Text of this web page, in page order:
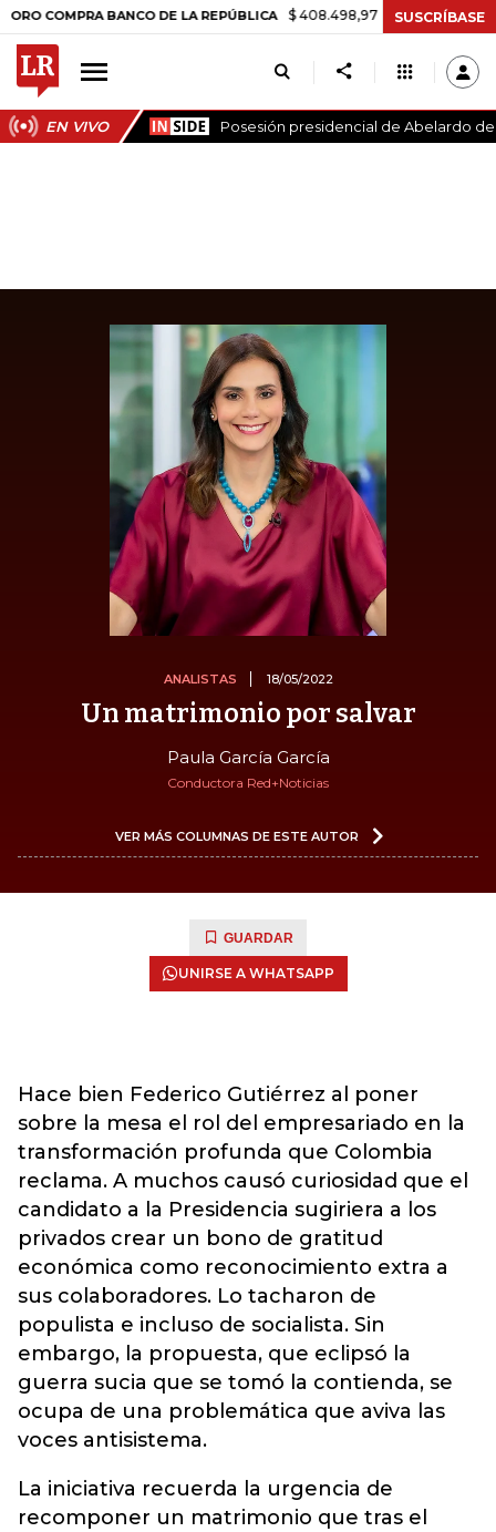
BANCO DE LA REPÚBLICA $ 408.498,97 +$ 8.753,81 +2,19%
SUSCRÍBASE
EN VIVO Posesión presidencial de Abelardo de
ANALISTAS 18/05/2022
Un matrimonio por salvar
Paula García García
Conductora Red+Noticias
VER MÁS COLUMNAS DE ESTE AUTOR
GUARDAR
UNIRSE A WHATSAPP
Hace bien Federico Gutiérrez al poner
sobre la mesa el rol del empresariado en la
transformación profunda que Colombia
reclama. A muchos causó curiosidad que el
candidato a la Presidencia sugiriera a los
privados crear un bono de gratitud
económica como reconocimiento extra a
sus colaboradores. Lo tacharon de
populista e incluso de socialista. Sin
embargo, la propuesta, que eclipsó la
guerra sucia que se tomó la contienda, se
ocupa de una problemática que aviva las
voces antisistema.
La iniciativa recuerda la urgencia de
recomponer un matrimonio que tras el